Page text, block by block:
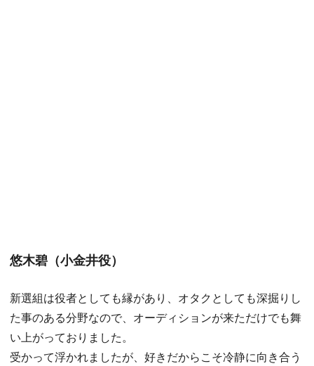
悠木碧（小金井役）
新選組は役者としても縁があり、オタクとしても深掘りし
た事のある分野なので、オーディションが来ただけでも舞
い上がっておりました。
受かって浮かれましたが、好きだからこそ冷静に向き合う